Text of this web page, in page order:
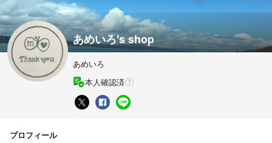
あめいろ's shop
あめいろ
本人確認済
プロフィール